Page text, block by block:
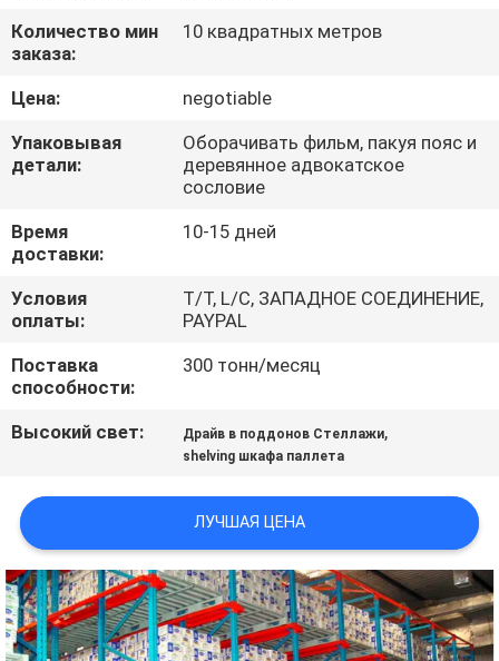
ПРОВЕРКА
КАЧЕСТВА
СВЯЖИТЕСЬ
МЫ
НОВОСТИ
СЛУЧАИ
КАРТА
САЙТА
PRIVACY
POLICY
Количество мин
заказа:
10 квадратных метров
Цена:
negotiable
Упаковывая
детали:
Оборачивать фильм, пакуя пояс и
деревянное адвокатское
сословие
Время
доставки:
10-15 дней
Условия
оплаты:
T/T, L/C, ЗАПАДНОЕ СОЕДИНЕНИЕ,
PAYPAL
Поставка
способности:
300 тонн/месяц
Высокий свет: Драйв в поддонов Стеллажи,
shelving шкафа паллета
ЛУЧШАЯ ЦЕНА